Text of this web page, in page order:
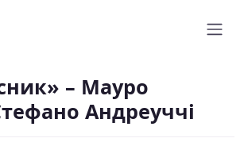
– Мауро
Андреуччі